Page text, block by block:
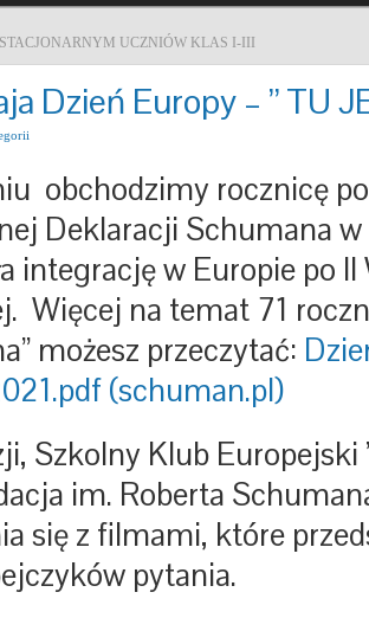
UCZNIÓW KLAS I-III
Dzień Europy – ” TU
obchodzimy rocznicę
Deklaracji Schumana
integrację w Europie po
Więcej na temat 71
możesz przeczytać:
(schuman.pl)
Szkolny Klub Europejski
im. Roberta
się z filmami, które
pytania.